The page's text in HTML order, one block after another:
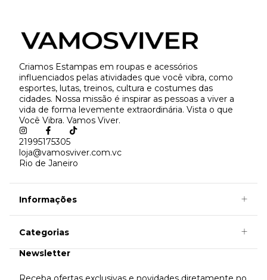
Criamos Estampas em roupas e acessórios
influenciados pelas atividades que você vibra, como
esportes, lutas, treinos, cultura e costumes das
cidades. Nossa missão é inspirar as pessoas a viver a
vida de forma levemente extraordinária. Vista o que
Você Vibra. Vamos Viver.
21995175305
loja@vamosviver.com.vc
Rio de Janeiro
Informações
Categorias
Newsletter